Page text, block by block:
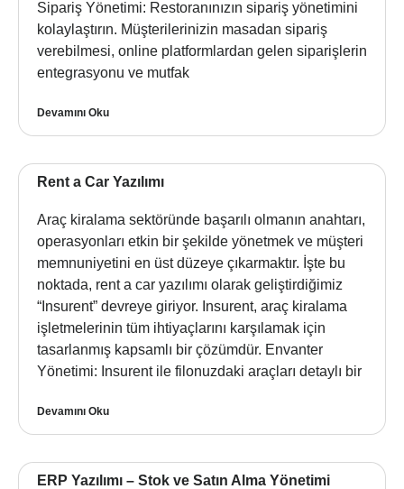
Sipariş Yönetimi: Restoranınızın sipariş yönetimini
kolaylaştırın. Müşterilerinizin masadan sipariş
verebilmesi, online platformlardan gelen siparişlerin
entegrasyonu ve mutfak
Devamını Oku
Rent a Car Yazılımı
Araç kiralama sektöründe başarılı olmanın anahtarı,
operasyonları etkin bir şekilde yönetmek ve müşteri
memnuniyetini en üst düzeye çıkarmaktır. İşte bu
noktada, rent a car yazılımı olarak geliştirdiğimiz
“Insurent” devreye giriyor. Insurent, araç kiralama
işletmelerinin tüm ihtiyaçlarını karşılamak için
tasarlanmış kapsamlı bir çözümdür. Envanter
Yönetimi: Insurent ile filonuzdaki araçları detaylı bir
Devamını Oku
ERP Yazılımı – Stok ve Satın Alma Yönetimi